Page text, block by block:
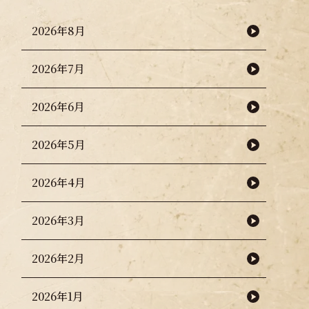
2026年8月
2026年7月
2026年6月
2026年5月
2026年4月
2026年3月
2026年2月
2026年1月